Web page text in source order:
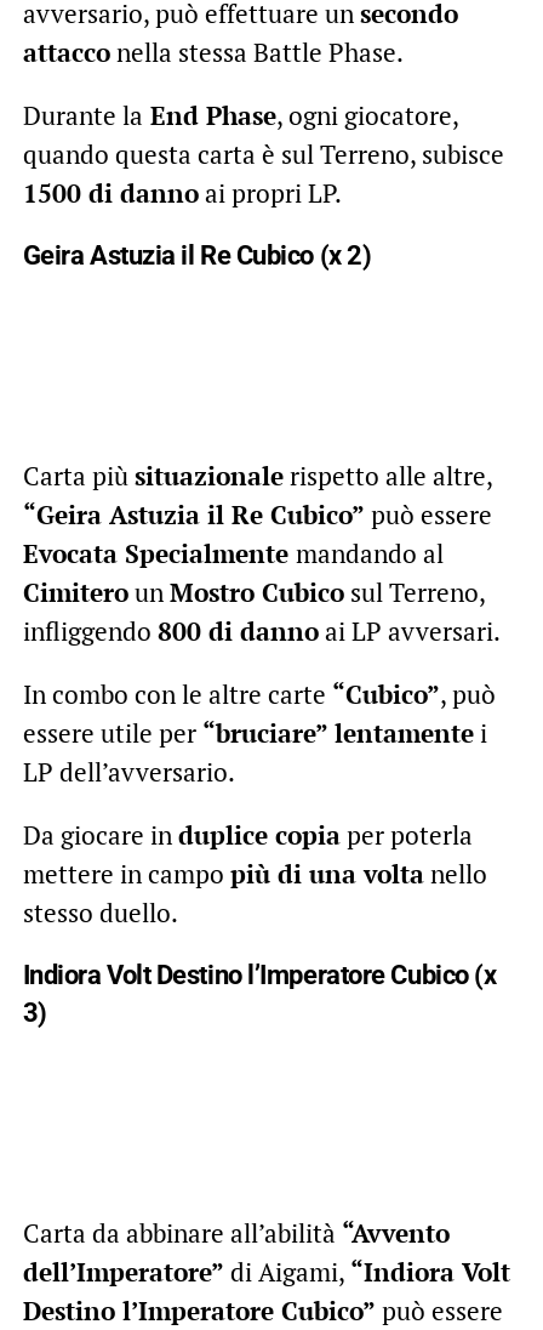
avversario, può effettuare unsecondo
attacconella stessa Battle Phase.
Durante la End Phase, ogni giocatore,
quando questa carta è sul Terreno, subisce
1500 di dannoai propri LP.
Geira Astuzia il Re Cubico (x 2)
Carta piùsituazionalerispetto alle altre,
“Geira Astuzia il Re Cubico” può essere
Evocata Specialmente mandando al
CimiterounMostro Cubicosul Terreno,
infliggendo 800 di dannoai LP avversari.
In combo con le altre carte “Cubico”, può
essere utile per “bruciare” lentamentei
LP dell’avversario.
Da giocare induplice copiaper poterla
mettere in campo più di una voltanello
stesso duello.
Indiora Volt Destino l’Imperatore Cubico (x
3)
Carta da abbinare all’abilità “Avvento
dell’Imperatore” di Aigami, “Indiora Volt
Destino l’Imperatore Cubico” può essere